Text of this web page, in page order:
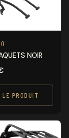
NOIR
LE PRODUIT